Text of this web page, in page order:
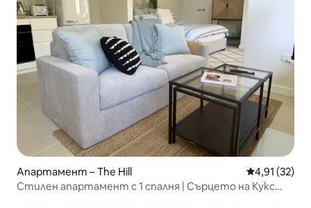
Апартамент – The Hill Средна
4,91 (32)
Стилен апартамент с 1 спалня | Сърцето на Кукс